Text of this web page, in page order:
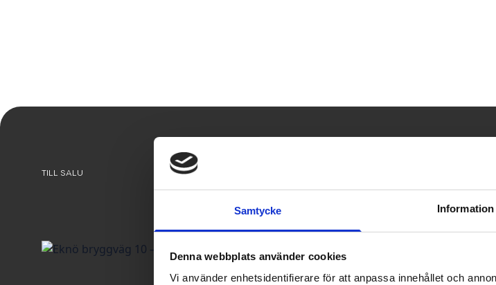
Samtycke Information
Denna webbplats använder cookies
Vi använder enhetsidentifierare för att anpassa innehållet och
TILL SALU Daniella